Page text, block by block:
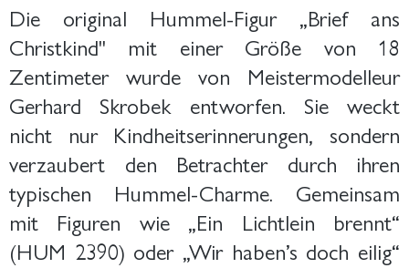
Die original Hummel-Figur „Brief ans
Christkind" mit einer Größe von 18
Zentimeter wurde von Meistermodelleur
Gerhard Skrobek entworfen. Sie weckt
nicht nur Kindheitserinnerungen, sondern
verzaubert den Betrachter durch ihren
typischen Hummel-Charme. Gemeinsam
mit Figuren wie „Ein Lichtlein brennt“
(HUM 2390) oder „Wir haben’s doch eilig“